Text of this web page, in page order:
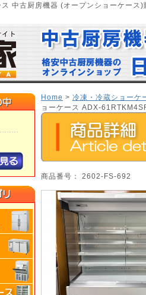
中古厨房機器 (オープンショーケース)
Home > 冷凍・冷蔵ショーケ
ョーケース ADX-
商品番号： 2602-FS-692